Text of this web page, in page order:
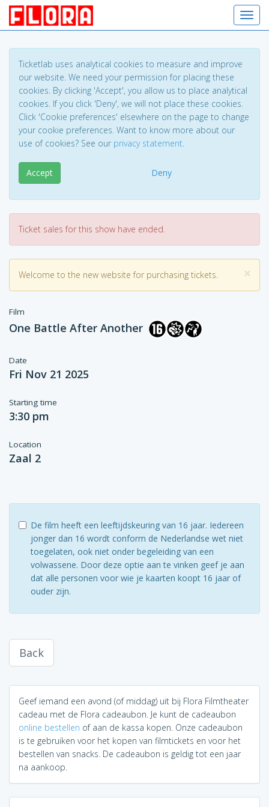
Ticketlab uses analytical cookies to measure and improve
our website. We need your permission for placing these
cookies. By clicking 'Accept', you allow us to place analytical
cookies. If you click 'Deny', we will not place these cookies.
Click 'Cookie preferences' elsewhere on the page to change
your cookie preferences. Want to know more about our
use of cookies? See our privacy statement.
Accept Deny
Ticket sales for this show have ended.
×
Welcome to the new website for purchasing tickets.
Film
One Battle After Another
Date
Fri Nov 21 2025
Starting time
3:30 pm
Location
Zaal 2
De film heeft een leeftijdskeuring van 16 jaar. Iedereen
jonger dan 16 wordt conform de Nederlandse wet niet
toegelaten, ook niet onder begeleiding van een
volwassene. Door deze optie aan te vinken geef je aan
dat alle personen voor wie je kaarten koopt 16 jaar of
ouder zijn.
Back
Geef iemand een avond (of middag) uit bij Flora Filmtheater
cadeau met de Flora cadeaubon. Je kunt de cadeaubon
online bestellen of aan de kassa kopen. Onze cadeaubon
is te gebruiken voor het kopen van filmtickets en voor het
bestellen van snacks. De cadeaubon is geldig tot een jaar
na aankoop.